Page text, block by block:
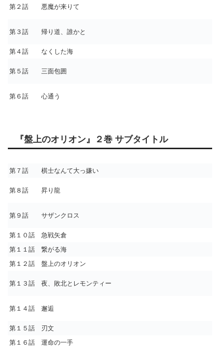
第２話 悪魔が来りて
第３話 帰り道、誰かと
第４話 なくした海
第５話 三面包囲
第６話 心通う
『盤上のオリオン』２巻 サブタイトル
第７話 棋士なんて大っ嫌い
第８話 昇り龍
第９話 サザンクロス
第１０話 急戦矢倉
第１１話 繋がる海
第１２話 盤上のオリオン
第１３話 夜、敗北とレモンティー
第１４話 邂逅
第１５話 刃文
第１６話 運命の一手